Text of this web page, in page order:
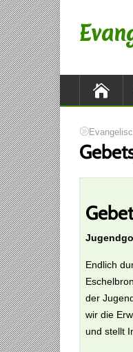
Endlich
der
wir die
und stellt